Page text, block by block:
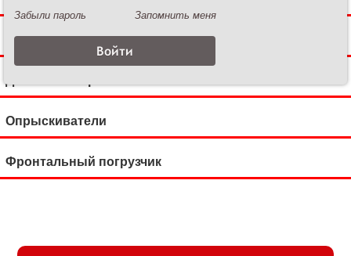
Культиваторы сплошной обработки
Опрыскиватели
Фронтальный погрузчик
Забыли пароль Запомнить меня